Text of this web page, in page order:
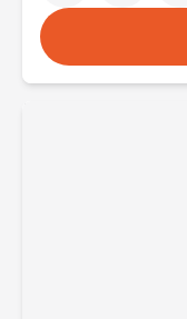
Camping Aveyron
Camping Millau
Camping Nant